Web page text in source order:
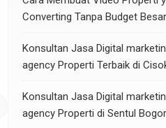
Converting Tanpa Budget Besar
Konsultan Jasa Digital
agency Properti Terbaik di
Konsultan Jasa Digital
agency Properti di Sentul Bogor